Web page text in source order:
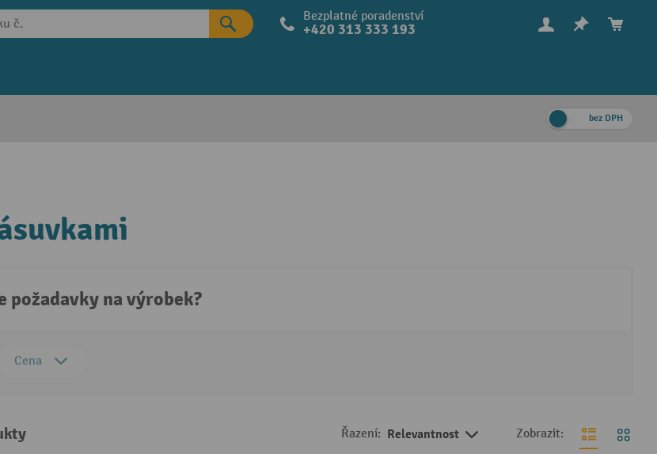
Bezplatné poradenství
+420 313 333 193
bez DPH
požadavky na výrobek?
Cena
Řazení: Relevantnost Zobrazit: